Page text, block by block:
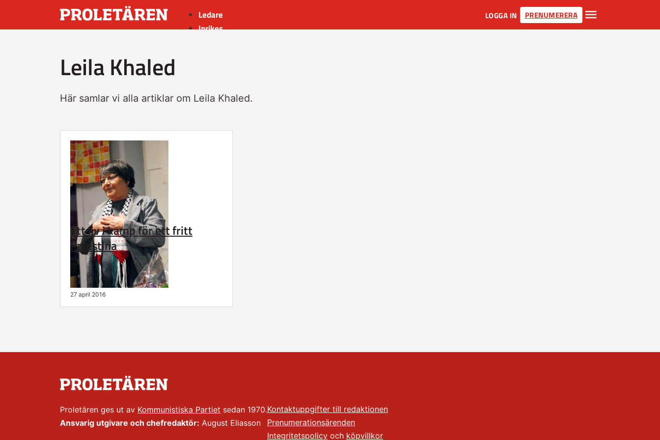
Ledare
Inrikes
LOGGA IN PRENUMERERA
Leila Khaled
Här samlar vi alla artiklar om Leila Khaled.
Ett liv i kamp för ett fritt
Palestina
27 april 2016
Proletären ges ut av Kommunistiska Partiet sedan 1970.
Ansvarig utgivare och chefredaktör: August Eliasson
Kontaktuppgifter till redaktionen
Prenumerationsärenden
Integritetspolicy och köpvillkor